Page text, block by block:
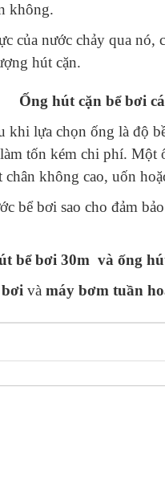
không.
của nước chảy qua nó,
hút cặn.
Ống hút cặn bể bơi
lựa chọn ống là độ
tốn kém chi phí. Một
không cao, uốn
bể bơi sao cho đảm
bể bơi 30m và ống
và máy bơm tuần